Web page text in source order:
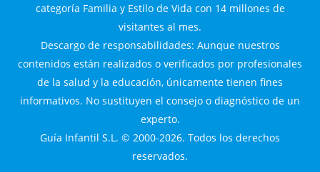
categoría Familia y Estilo de Vida con 14 millones de
visitantes al mes.
Descargo de responsabilidades: Aunque nuestros
contenidos están realizados o verificados por profesionales
de la salud y la educación, únicamente tienen fines
informativos. No sustituyen el consejo o diagnóstico de un
experto.
Guía Infantil S.L. © 2000-2026. Todos los derechos
reservados.